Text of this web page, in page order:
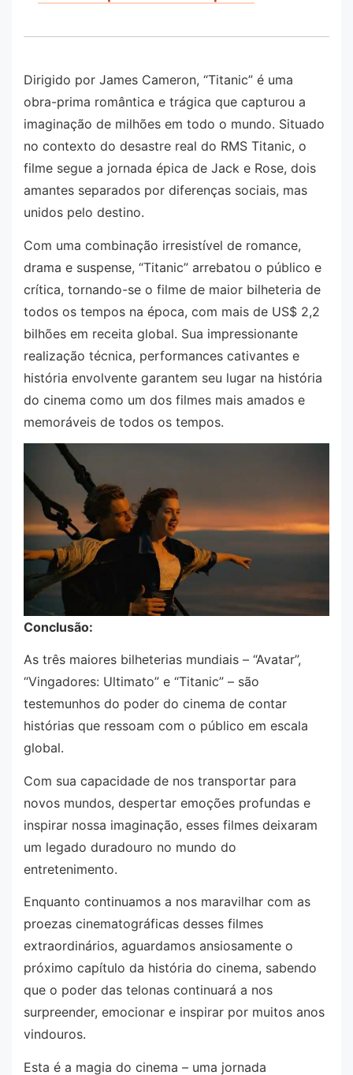
Dirigido por James Cameron, “Titanic” é uma
obra-prima romântica e trágica que capturou a
imaginação de milhões em todo o mundo. Situado
no contexto do desastre real do RMS Titanic, o
filme segue a jornada épica de Jack e Rose, dois
amantes separados por diferenças sociais, mas
unidos pelo destino.
Com uma combinação irresistível de romance,
drama e suspense, “Titanic” arrebatou o público e
crítica, tornando-se o filme de maior bilheteria de
todos os tempos na época, com mais de US$ 2,2
bilhões em receita global. Sua impressionante
realização técnica, performances cativantes e
história envolvente garantem seu lugar na história
do cinema como um dos filmes mais amados e
memoráveis de todos os tempos.
Conclusão:
As três maiores bilheterias mundiais – “Avatar”,
“Vingadores: Ultimato” e “Titanic” – são
testemunhos do poder do cinema de contar
histórias que ressoam com o público em escala
global.
Com sua capacidade de nos transportar para
novos mundos, despertar emoções profundas e
inspirar nossa imaginação, esses filmes deixaram
um legado duradouro no mundo do
entretenimento.
Enquanto continuamos a nos maravilhar com as
proezas cinematográficas desses filmes
extraordinários, aguardamos ansiosamente o
próximo capítulo da história do cinema, sabendo
que o poder das telonas continuará a nos
surpreender, emocionar e inspirar por muitos anos
vindouros.
Esta é a magia do cinema – uma jornada